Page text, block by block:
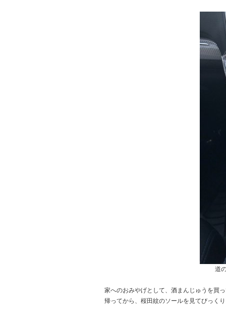
道
家へのおみやげとして、酒まんじゅうを買
帰ってから、桜田紋のソールを見てびっく